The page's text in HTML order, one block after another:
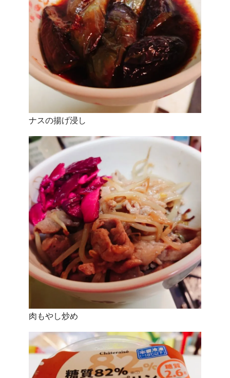
ナスの揚げ浸し
肉もやし炒め